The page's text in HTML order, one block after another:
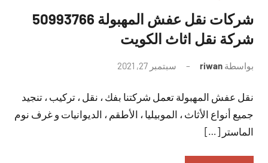
شركات نقل عفش المهبولة 50993766
شركة نقل اثاث الكويت
بواسطة riwan سبتمبر 27, 2021
تعليقات
نقل عفش المهبولة تعمل شركتنا بفك ، نقل ، تركيب ، تنجيد
جميع أنواع الأثاث ، الموبيليا ، الأطقم ، الديوانيات و غرف نوم
الماستر […]